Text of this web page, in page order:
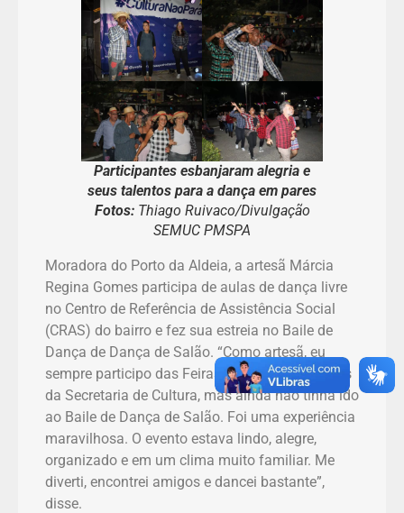
Participantes esbanjaram alegria e
seus talentos para a dança em pares
Fotos:Thiago Ruivaco/Divulgação
SEMUC PMSPA
Moradora do Porto da Aldeia, a artesã Márcia
Regina Gomes participa de aulas de dança livre
no Centro de Referência de Assistência Social
(CRAS) do bairro e fez sua estreia no Baile de
Dança de Dança de Salão. “Como artesã, eu
sempre participo das Feiras Culturais Itinerantes
da Secretaria de Cultura, mas ainda não tinha ido
ao Baile de Dança de Salão. Foi uma experiência
maravilhosa. O evento estava lindo, alegre,
organizado e em um clima muito familiar. Me
diverti, encontrei amigos e dancei bastante”,
disse.